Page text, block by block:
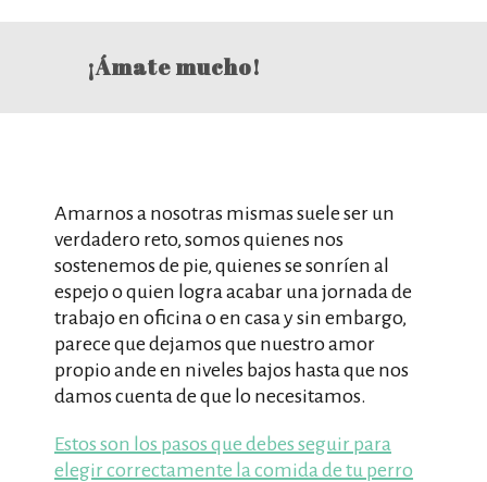
¡Ámate mucho!
Amarnos a nosotras mismas suele ser un
verdadero reto, somos quienes nos
sostenemos de pie, quienes se sonríen al
espejo o quien logra acabar una jornada de
trabajo en oficina o en casa y sin embargo,
parece que dejamos que nuestro amor
propio ande en niveles bajos hasta que nos
damos cuenta de que lo necesitamos.
Estos son los pasos que debes seguir para
elegir correctamente la comida de tu perro